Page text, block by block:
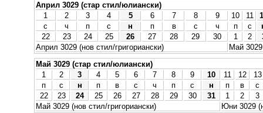
Април 3029 (стар стил/юлиански)
1
2 3 4 5 6 7 8 9 10 11
с
ч п с н п в с ч п с
22
23 24 25 26 27 28 29 30 1 2
Април 3029 (нов стил/григориански)
Май 3029
Май 3029 (стар стил/юлиански)
1
2 3 4 5 6 7 8 9 10 11 12
13
п
с н п в с ч п с н п в
с
22
23 24 25 26 27 28 29 30 31 1 2
3
Май 3029 (нов стил/григориански)
Юни 3029